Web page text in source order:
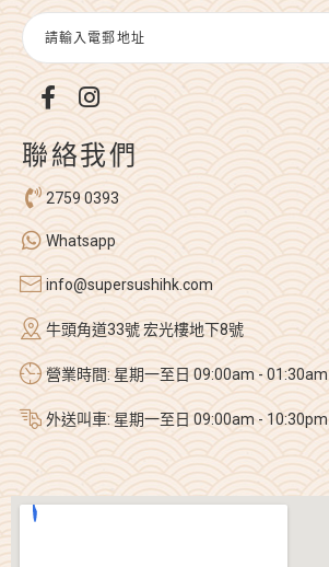
聯絡我們
2759 0393
Whatsapp
info@supersushihk.com
牛頭角道33號 宏光樓地下8號
營業時間: 星期一至日 09:00am - 01:30am
外送叫車: 星期一至日 09:00am - 10:30pm